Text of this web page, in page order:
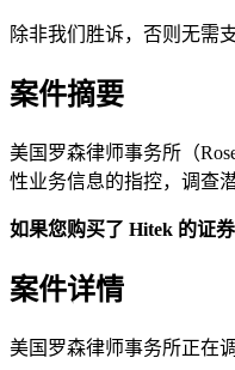
除非我们胜诉，否则无需
案件摘要
美国罗森律师事务所（
性业务信息的指控，调查
如果您购买了 Hitek 的证
案件详情
美国罗森律师事务所正在